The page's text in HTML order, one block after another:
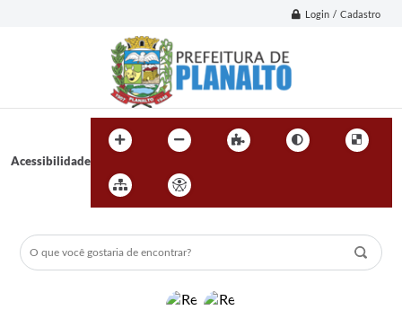
Login / Cadastro
Acessibilidade